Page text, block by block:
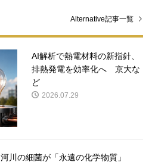
Alternative記事一覧
AI解析で熱電材料の新指針、
排熱発電を効率化へ 京大な
ど
2026.07.29
河川の細菌が「永遠の化学物質」